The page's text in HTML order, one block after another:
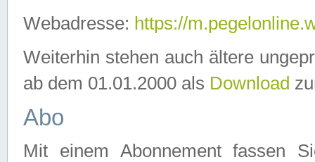
Webadresse: https://
Weiterhin stehen auch ältere
ab dem 01.01.2000 als Download
Abo
Mit einem Abonnement fassen